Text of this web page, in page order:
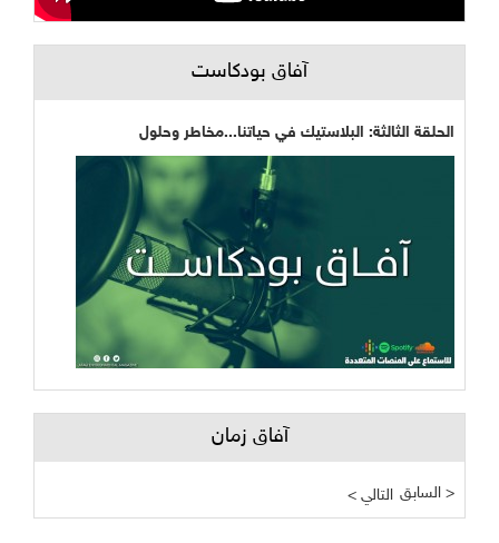
آفاق بودكاست
الحلقة الثالثة: البلاستيك في حياتنا...مخاطر وحلول
آفاق زمان
< التالي السابق >